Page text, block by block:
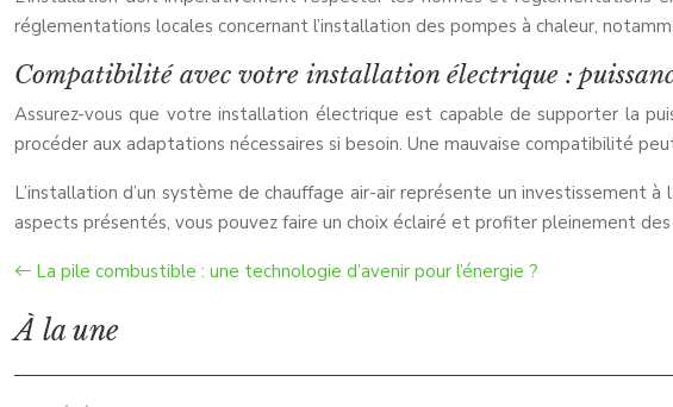
réglementations locales concernant l’installation des pompes à chaleur,
Compatibilité avec votre installation électrique :
Assurez-vous que votre installation électrique est capable de supporter la
procéder aux adaptations nécessaires si besoin. Une mauvaise compatibilité
L’installation d’un système de chauffage air-air représente un investissement
aspects présentés, vous pouvez faire un choix éclairé et profiter pleinement
La pile combustible : une technologie d’avenir pour l’énergie ?
À la une